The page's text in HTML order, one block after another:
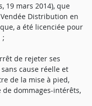
19 mars 2014), que
Distribution en
a été licenciée pour
;
de rejeter ses
cause réelle et
de la mise à pied,
dommages-intérêts,